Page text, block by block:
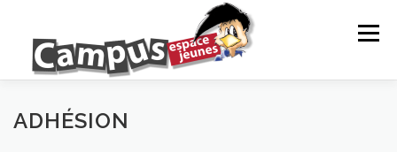
Menu
LE CAMPUS
ADHÉSION